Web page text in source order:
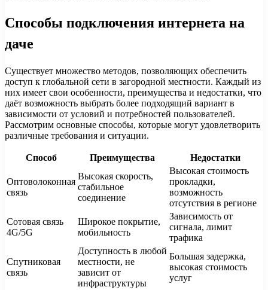
Способы подключения интернета на
даче
Существует множество методов, позволяющих обеспечить
доступ к глобальной сети в загородной местности. Каждый из
них имеет свои особенности, преимущества и недостатки, что
даёт возможность выбрать более подходящий вариант в
зависимости от условий и потребностей пользователей.
Рассмотрим основные способы, которые могут удовлетворить
различные требования и ситуации.
Способ Преимущества Недостатки
Оптоволоконная
связь
Высокая скорость,
стабильное
соединение
Высокая стоимость
прокладки,
возможность
отсутствия в регионе
Сотовая связь
4G/5G
Широкое покрытие,
мобильность
Зависимость от
сигнала, лимит
трафика
Спутниковая
связь
Доступность в любой
местности, не
зависит от
инфраструктуры
Большая задержка,
высокая стоимость
услуг